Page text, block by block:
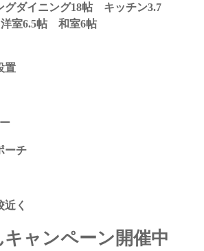
グダイニング18帖 キッチン3.7
室6.5帖 和室6帖
置
ーチ
く
ャンペーン開催中